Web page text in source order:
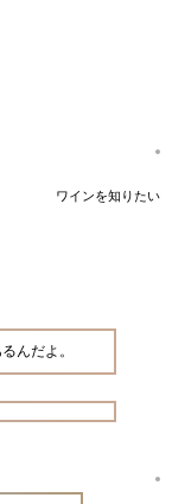
ワインを知りたい
んだよ。